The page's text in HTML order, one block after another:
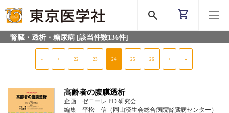
search shopping_cart
腎臓・透析・糖尿病 [該当件数136件]
« < 22 23 24 25 26 > »
高齢者の腹膜透析
企画 ゼニーレ PD 研究会
編集 平松 信（岡山済生会総合病院腎臓病センター）